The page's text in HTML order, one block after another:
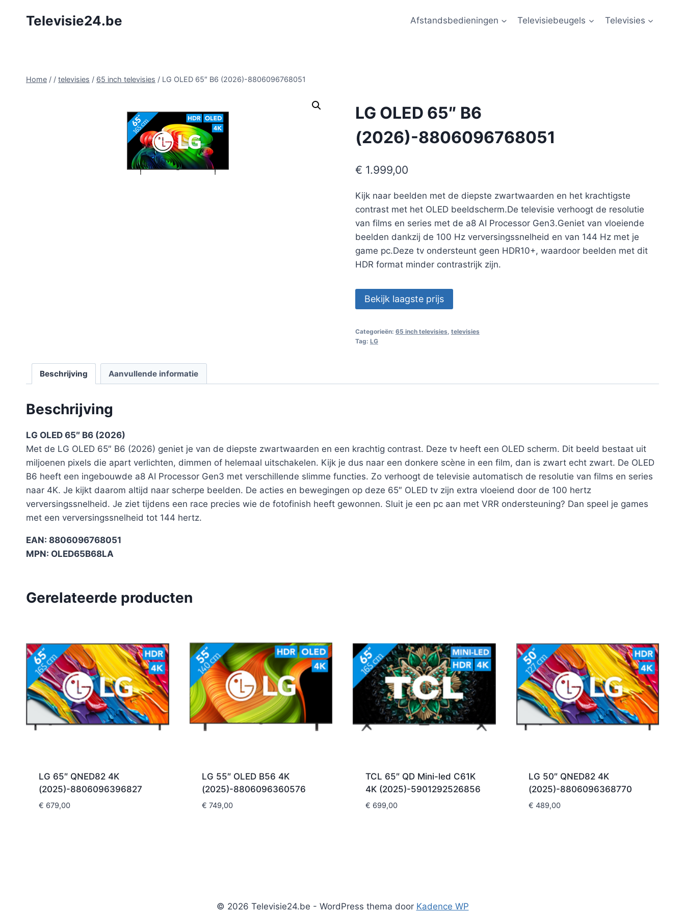
Televisie24.be Afstandsbedieningen Televisiebeugels Televisies
Home / / televisies / 65 inch televisies / LG OLED 65″ B6 (2026)-8806096768051
LG OLED 65″ B6
(2026)-8806096768051
€ 1.999,00
Kijk naar beelden met de diepste zwartwaarden en het krachtigste
contrast met het OLED beeldscherm.De televisie verhoogt de resolutie
van films en series met de a8 AI Processor Gen3.Geniet van vloeiende
beelden dankzij de 100 Hz verversingssnelheid en van 144 Hz met je
game pc.Deze tv ondersteunt geen HDR10+, waardoor beelden met dit
HDR format minder contrastrijk zijn.
Bekijk laagste prijs
Categorieën: 65 inch televisies televisies
Tag: LG
Beschrijving Aanvullende informatie
Beschrijving
LG OLED 65″ B6 (2026)
Met de LG OLED 65″ B6 (2026) geniet je van de diepste zwartwaarden en een krachtig contrast. Deze tv heeft een OLED scherm. Dit beeld bestaat uit
miljoenen pixels die apart verlichten, dimmen of helemaal uitschakelen. Kijk je dus naar een donkere scène in een film, dan is zwart echt zwart. De OLED
B6 heeft een ingebouwde a8 AI Processor Gen3 met verschillende slimme functies. Zo verhoogt de televisie automatisch de resolutie van films en series
naar 4K. Je kijkt daarom altijd naar scherpe beelden. De acties en bewegingen op deze 65″ OLED tv zijn extra vloeiend door de 100 hertz
verversingssnelheid. Je ziet tijdens een race precies wie de fotofinish heeft gewonnen. Sluit je een pc aan met VRR ondersteuning? Dan speel je games
met een verversingssnelheid tot 144 hertz.
EAN: 8806096768051
MPN: OLED65B68LA
Gerelateerde producten
LG 65″ QNED82 4K
(2025)-8806096396827
€ 679,00
LG 55″ OLED B56 4K
(2025)-8806096360576
€ 749,00
TCL 65″ QD Mini-led C61K
4K (2025)-5901292526856
€ 699,00
LG 50″ QNED82 4K
(2025)-8806096368770
€ 489,00
© 2026 Televisie24.be - WordPress thema door Kadence WP